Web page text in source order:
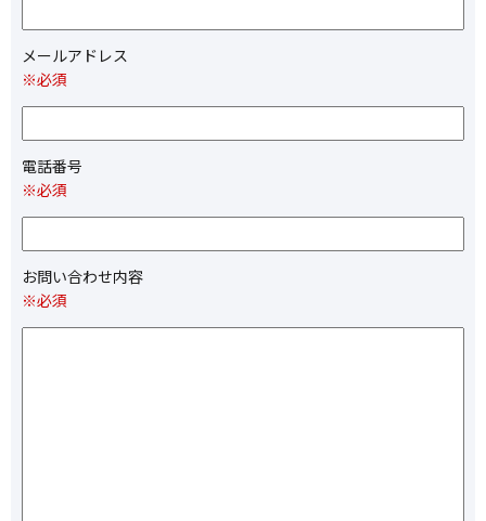
メールアドレス
※必須
電話番号
※必須
お問い合わせ内容
※必須